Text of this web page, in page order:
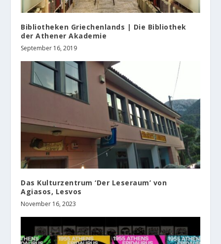
Bibliotheken Griechenlands | Die Bibliothek
der Athener Akademie
September 16, 2019
Das Kulturzentrum ‘Der Leseraum’ von
Agiasos, Lesvos
November 16, 2023